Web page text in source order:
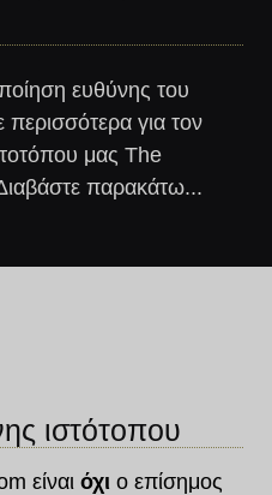
ευθύνης του
περισσότερα για τον
μας The
παρακάτω...
ιστότοπου
είναι όχι ο επίσημος